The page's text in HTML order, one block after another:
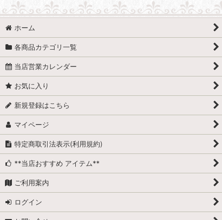
ホーム
各商品カテゴリ一覧
当店営業カレンダー
お気に入り
新規登録はこちら
マイページ
特定商取引法表示(利用規約)
**当店おすすめ アイテム**
ご利用案内
ログイン